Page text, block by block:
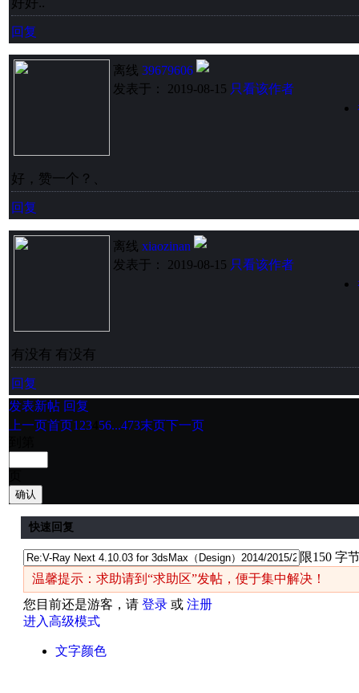
回复
离线 39679606
发表于： 2019-08-15 只看该作者
好，赞一个？、
回复
离线 xiaozinan
发表于： 2019-08-15 只看该作者
有没有 有没有
回复
发表新帖 回复
上一页首页1 23 56...473末页下一页
确认
快速回复
限150 字
温馨提示：求助请到“求助区”发帖，便于集中解决！
您目前还是游客，请 登录 或 注册
进入高级模式
文字颜色